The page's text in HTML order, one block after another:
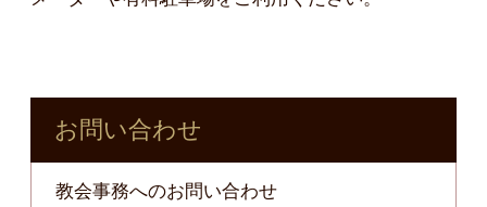
お問い合わせ
教会事務へのお問い合わせ